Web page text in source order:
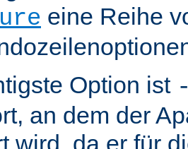
eine Reihe
Option ist
an dem der
wird, da er für